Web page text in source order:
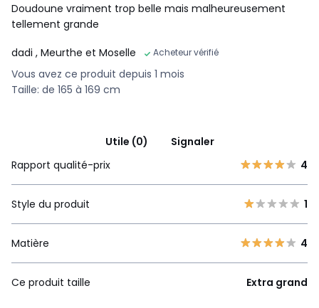
Doudoune vraiment trop belle mais malheureusement
tellement grande
dadi , Meurthe et Moselle Acheteur vérifié
Vous avez ce produit depuis 1 mois
Taille: de 165 à 169 cm
Utile (0)
Signaler
Rapport qualité-prix
4
Style du produit 1
Matière 4
Ce produit taille Extra grand